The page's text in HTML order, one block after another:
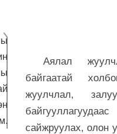
Аялал
байгаатай
жуулчлал,
сайжруулах, олон